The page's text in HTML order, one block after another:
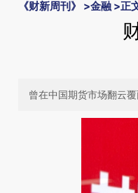
《财新周刊》 >金融 >正
曾在中国期货市场翻云